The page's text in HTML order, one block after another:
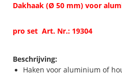
Dakhaak (Ø 50 mm) voor
pro set Art. Nr.: 19304
Beschrijving:
Haken voor aluminium of